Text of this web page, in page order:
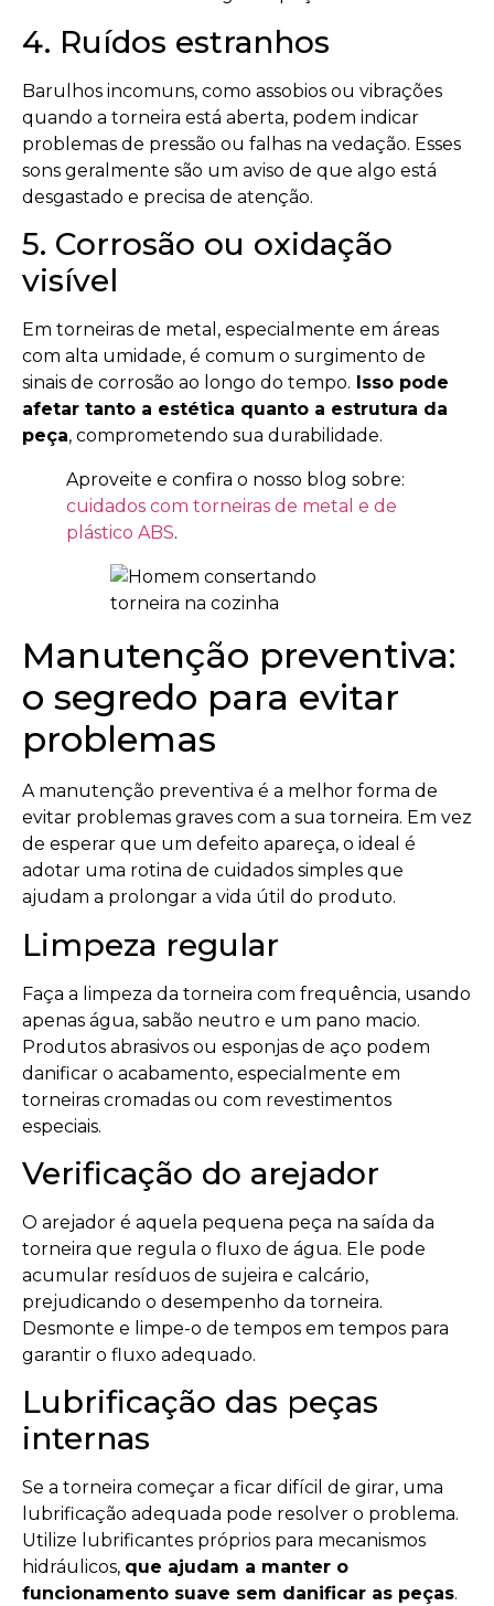
4. Ruídos estranhos
Barulhos incomuns, como assobios ou vibrações
quando a torneira está aberta, podem indicar
problemas de pressão ou falhas na vedação. Esses
sons geralmente são um aviso de que algo está
desgastado e precisa de atenção.
5. Corrosão ou oxidação
visível
Em torneiras de metal, especialmente em áreas
com alta umidade, é comum o surgimento de
sinais de corrosão ao longo do tempo. Isso pode
afetar tanto a estética quanto a estrutura da
peça, comprometendo sua durabilidade.
Aproveite e confira o nosso blog sobre:
cuidados com torneiras de metal e de
plástico ABS.
Manutenção preventiva:
o segredo para evitar
problemas
A manutenção preventiva é a melhor forma de
evitar problemas graves com a sua torneira. Em vez
de esperar que um defeito apareça, o ideal é
adotar uma rotina de cuidados simples que
ajudam a prolongar a vida útil do produto.
Limpeza regular
Faça a limpeza da torneira com frequência, usando
apenas água, sabão neutro e um pano macio.
Produtos abrasivos ou esponjas de aço podem
danificar o acabamento, especialmente em
torneiras cromadas ou com revestimentos
especiais.
Verificação do arejador
O arejador é aquela pequena peça na saída da
torneira que regula o fluxo de água. Ele pode
acumular resíduos de sujeira e calcário,
prejudicando o desempenho da torneira.
Desmonte e limpe-o de tempos em tempos para
garantir o fluxo adequado.
Lubrificação das peças
internas
Se a torneira começar a ficar difícil de girar, uma
lubrificação adequada pode resolver o problema.
Utilize lubrificantes próprios para mecanismos
hidráulicos, que ajudam a manter o
funcionamento suave sem danificar as peças.